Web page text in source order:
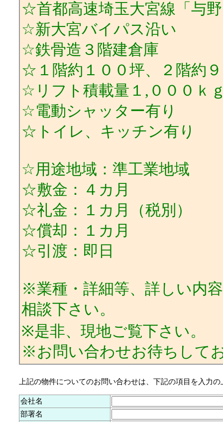
☆首都高速埼玉大宮線「与
☆新大宮バイパス沿い
☆鉄骨造３階建倉庫
☆１階約１００坪、２階約
☆リフト積載量１,０００ｋ
☆電動シャッター有り
☆トイレ、キッチン有り
☆用途地域：準工業地域
☆敷金：４カ月
☆礼金：１カ月（税別）
☆償却：１カ月
☆引渡：即日
※業種・詳細等、詳しい内
相談下さい。
※是非、現地ご覧下さい。
※お問い合わせお待ちして
上記の物件についてのお問い合わせは、下記の項目を入力
会社名
部署名